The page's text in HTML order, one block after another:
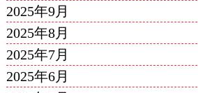
2025年9月
2025年8月
2025年7月
2025年6月